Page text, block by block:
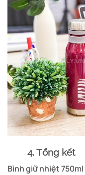
4. Tổng kết
Bình giữ nhiệt 750ml